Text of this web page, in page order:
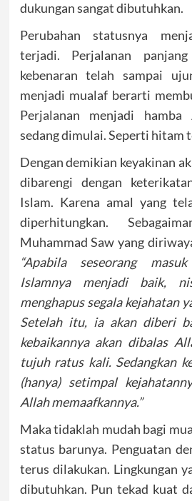
dukungan sangat dibutuhkan.
Perubahan statusnya
terjadi. Perjalanan
kebenaran telah sampai
menjadi mualaf berarti
Perjalanan menjadi
sedang dimulai. Seperti hitam
Dengan demikian keyakinan
dibarengi dengan
Islam. Karena amal yang
diperhitungkan.
Muhammad Saw yang
“Apabila seseorang
Islamnya menjadi baik,
menghapus segala kejahatan
Setelah itu, ia akan diberi
kebaikannya akan dibalas
tujuh ratus kali. Sedangkan
(hanya) setimpal
Allah memaafkannya.”
Maka tidaklah mudah bagi
status barunya. Penguatan
terus dilakukan. Lingkungan
dibutuhkan. Pun tekad kuat